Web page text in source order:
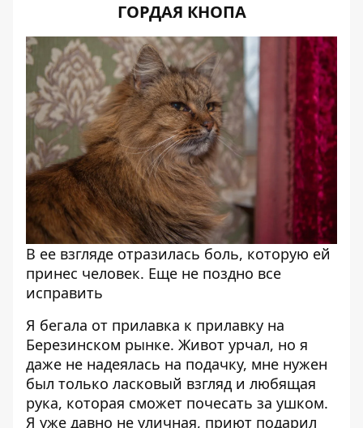
ГОРДАЯ КНОПА
В ее взгляде отразилась боль, которую ей
принес человек. Еще не поздно все
исправить
Я бегала от прилавка к прилавку на
Березинском рынке. Живот урчал, но я
даже не надеялась на подачку, мне нужен
был только ласковый взгляд и любящая
рука, которая сможет почесать за ушком.
Я уже давно не уличная, приют подарил